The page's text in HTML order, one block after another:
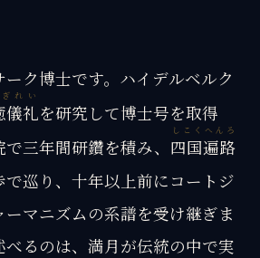
ク博士です。ハイデルベルク
儀礼
れい
を研究して博士号を取得
三年間研鑽を積み、 四国遍路
しこくへんろ
で巡り、十年以上前にコートジ
マニズムの系譜を受け継ぎま
べるのは、満月が伝統の中で実